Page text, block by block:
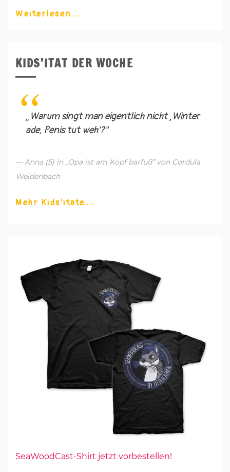
Weiterlesen
KIDS’ITAT DER WOCHE
„Warum singt man eigentlich nicht ‚Winter
ade, Penis tut weh'?"
— Anna (5) in „Opa ist am Kopf barfuß” von Cordula
Weidenbach
Mehr Kids'itate
SeaWoodCast-Shirt jetzt vorbestellen!